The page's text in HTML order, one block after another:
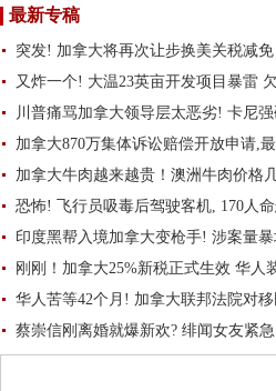
最新专稿
突发! 加拿大将再次让步换美关税减
又炸一个! 大温23英亩开发项目暴雷
川普痛骂加拿大领导层太恶劣! 卡尼强
加拿大870万集体诉讼赔偿开放申请,
加拿大牛肉越来越贵！澳洲牛肉价格
恐怖! 飞行员吸毒后驾驶客机, 170人
印度黑帮入境加拿大变枪手! 涉案量
刚刚！加拿大25%新税正式生效 华人
华人苦等42个月! 加拿大联邦法院对移
蔡崇信刚离婚就爆新欢? 绯闻女友紧急